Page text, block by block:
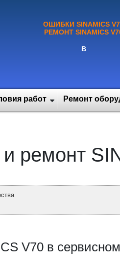
ОШИБКИ SINAMICS
РЕМОНТ SINAMICS
В
работ Ремонт
ремонт
V70 в